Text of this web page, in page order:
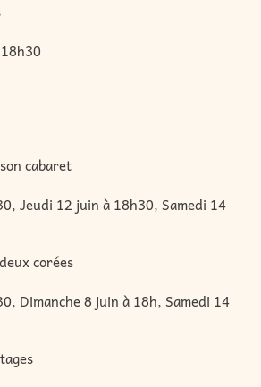
cabaret
Jeudi 12 juin à 18h30, Samedi 14
corées
Dimanche 8 juin à 18h, Samedi 14